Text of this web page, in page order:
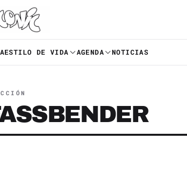
ESTILO DE VIDA AGENDA NOTICIAS